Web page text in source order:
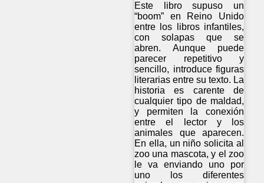
Este libro supuso un
“boom” en Reino Unido
entre los libros infantiles,
con solapas que se
abren. Aunque puede
parecer repetitivo y
sencillo, introduce figuras
literarias entre su texto. La
historia es carente de
cualquier tipo de maldad,
y permiten la conexión
entre el lector y los
animales que aparecen.
En ella, un niño solicita al
zoo una mascota, y el zoo
le va enviando uno por
uno los diferentes